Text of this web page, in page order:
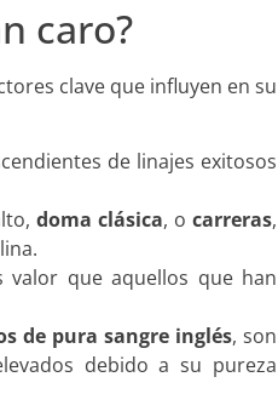
caro?
clave que influyen en su
de linajes exitosos
doma clásica, ocarreras,
que aquellos que han
de pura sangre inglés, son
debido a su pureza